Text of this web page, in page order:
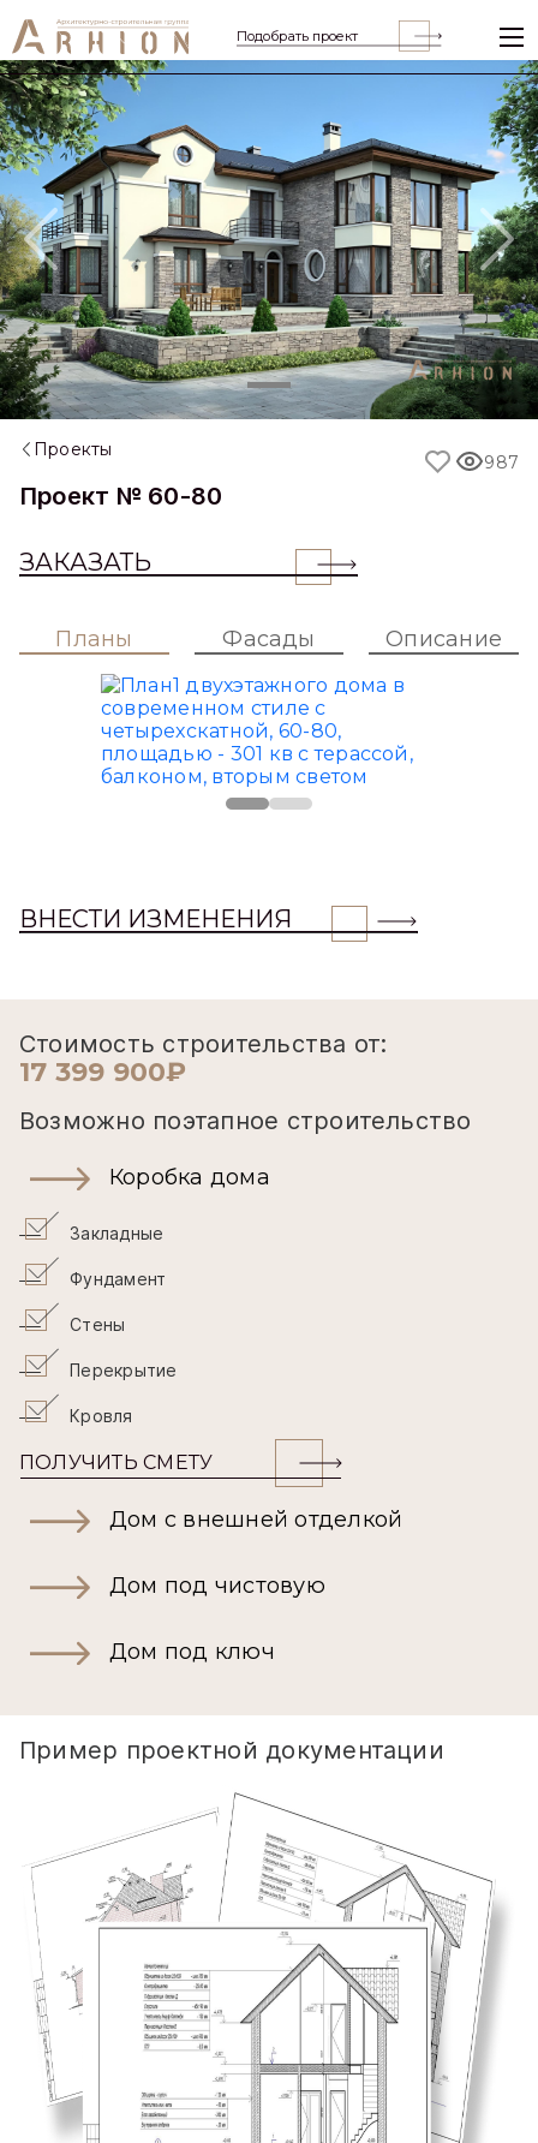
Подобрать проект
Previous
Проекты
Проект № 60-80
ЗАКАЗАТЬ
987
Планы Фасады Описание
ВНЕСТИ ИЗМЕНЕНИЯ
Стоимость строительства от:
17 399 900₽
Возможно поэтапное строительство
Коробка дома
Закладные
Фундамент
Стены
Перекрытие
Кровля
ПОЛУЧИТЬ СМЕТУ
Дом с внешней отделкой
Дом под чистовую
Дом под ключ
Пример проектной документации